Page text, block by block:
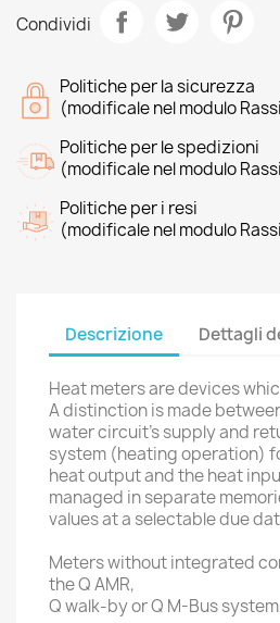
Condividi
Politiche per la sicurezza
(modificale nel modulo
Politiche per le spedizioni
(modificale nel modulo
Politiche per i resi
(modificale nel modulo
Descrizione Dettagli
Heat meters are devices
A distinction is made
water circuit’s supply and
system (heating operation)
heat output and the heat
managed in separate
values at a selectable due
Meters without integrated
the Q AMR,
Q walk-by or Q M-Bus